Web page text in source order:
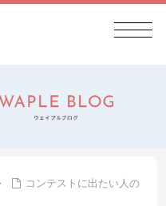
コンテストに出たい人の